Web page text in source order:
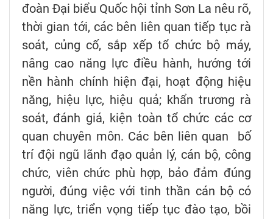
đoàn Đại biểu Quốc hội tỉnh Sơn La nêu rõ,
thời gian tới, các bên liên quan tiếp tục rà
soát, củng cố, sắp xếp tổ chức bộ máy,
nâng cao năng lực điều hành, hướng tới
nền hành chính hiện đại, hoạt động hiệu
năng, hiệu lực, hiệu quả; khẩn trương rà
soát, đánh giá, kiện toàn tổ chức các cơ
quan chuyên môn. Các bên liên quan bố
trí đội ngũ lãnh đạo quản lý, cán bộ, công
chức, viên chức phù hợp, bảo đảm đúng
người, đúng việc với tinh thần cán bộ có
năng lực, triển vọng tiếp tục đào tạo, bồi